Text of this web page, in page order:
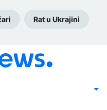
Rat u Ukrajini